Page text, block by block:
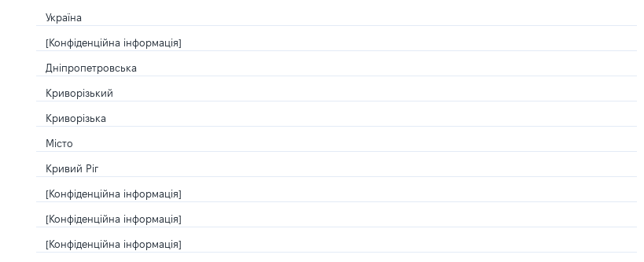
Україна
[Конфіденційна інформація]
Дніпропетровська
Криворізький
Криворізька
Місто
Кривий Ріг
[Конфіденційна інформація]
[Конфіденційна інформація]
[Конфіденційна інформація]